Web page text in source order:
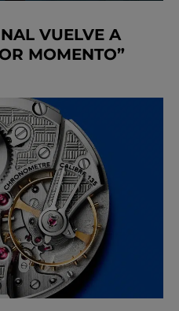
VUELVE A
MOMENTO”